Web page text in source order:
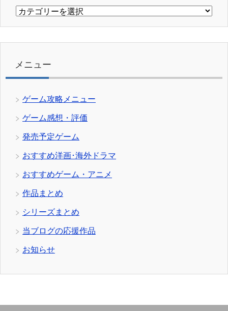
カ
リ
メニュー
ゲーム攻略メニュー
ゲーム感想・評価
発売予定ゲーム
おすすめ洋画･海外ドラマ
おすすめゲーム・アニメ
作品まとめ
シリーズまとめ
当ブログの応援作品
お知らせ